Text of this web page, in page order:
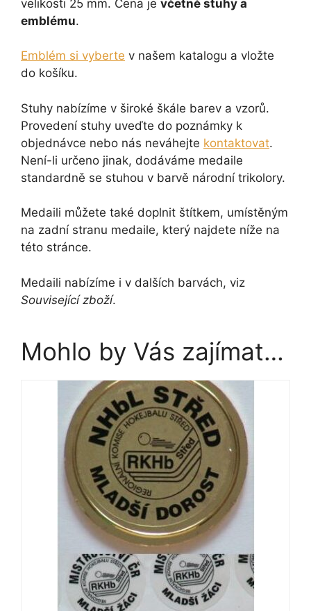
velikosti 25 mm. Cena je včetně stuhy a
emblému.
Emblém si vyberte v našem katalogu a vložte
do košíku.
Stuhy nabízíme v široké škále barev a vzorů.
Provedení stuhy uveďte do poznámky k
objednávce nebo nás neváhejte kontaktovat.
Není-li určeno jinak, dodáváme medaile
standardně se stuhou v barvě národní trikolory.
Medaili můžete také doplnit štítkem, umístěným
na zadní stranu medaile, který najdete níže na
této stránce.
Medaili nabízíme i v dalších barvách, viz
Související zboží.
Mohlo by Vás zajímat…